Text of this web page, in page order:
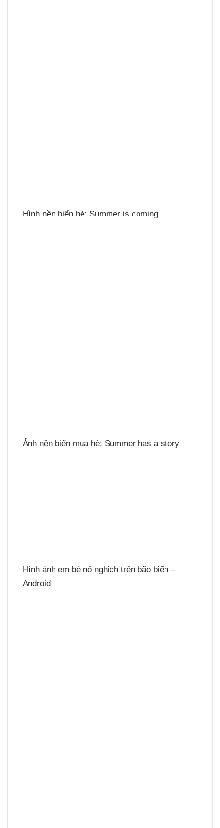
Hình nền biển hè: Summer is coming
Ảnh nền biển mùa hè: Summer has a story
Hình ảnh em bé nô nghịch trên bão biển –
Android